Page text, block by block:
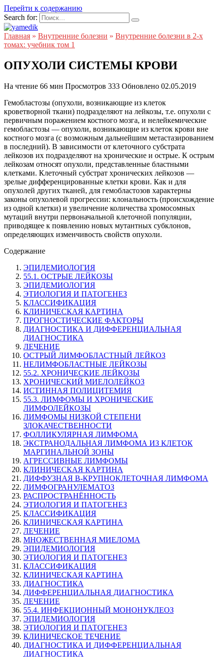
Перейти к содержанию
Search for:
Главная » Внутренние болезни » Внутренние болезни в 2-х
томах: учебник том 1
ОПУХОЛИ СИСТЕМЫ КРОВИ
На чтение 66 мин Просмотров 333 Обновлено 02.05.2019
Гемобластозы (опухоли, возникающие из клеток
кроветворной ткани) подразделяют на лейкозы, т.е. опухоли с
первичным поражением костного мозга, и нелейкемические
гемобластозы — опухоли, возникающие из клеток крови вне
костного мозга (с возможным дальнейшим метастазированием
в последний). В зависимости от клеточного субстрата
лейкозов их подразделяют на хронические и острые. К острым
лейкозам относят опухоли, представленные бластными
клетками. Клеточный субстрат хронических лейкозов —
зрелые дифференцированные клетки крови. Как и для
опухолей других тканей, для гемобластозов характерны
законы опухолевой прогрессии: клональность (происхождение
из одной клетки) и увеличение количества хромосомных
мутаций внутри первоначальной клеточной популяции,
приводящее к появлению новых мутантных субклонов,
определяющих изменчивость свойств опухоли.
Содержание
ЭПИДЕМИОЛОГИЯ
55.1. ОСТРЫЕ ЛЕЙКОЗЫ
ЭПИДЕМИОЛОГИЯ
ЭТИОЛОГИЯ И ПАТОГЕНЕЗ
КЛАССИФИКАЦИЯ
КЛИНИЧЕСКАЯ КАРТИНА
ПРОГНОСТИЧЕСКИЕ ФАКТОРЫ
ДИАГНОСТИКА И ДИФФЕРЕНЦИАЛЬНАЯ
ДИАГНОСТИКА
ЛЕЧЕНИЕ
ОСТРЫЙ ЛИМФОБЛАСТНЫЙ ЛЕЙКОЗ
НЕЛИМФОБЛАСТНЫЕ ЛЕЙКОЗЫ
55.2. ХРОНИЧЕСКИЕ ЛЕЙКОЗЫ
ХРОНИЧЕСКИЙ МИЕЛОЛЕЙКОЗ
ИСТИННАЯ ПОЛИЦИТЕМИЯ
55.3. ЛИМФОМЫ И ХРОНИЧЕСКИЕ
ЛИМФОЛЕЙКОЗЫ
ЛИМФОМЫ НИЗКОЙ СТЕПЕНИ
ЗЛОКАЧЕСТВЕННОСТИ
ФОЛЛИКУЛЯРНАЯ ЛИМФОМА
ЭКСТРАНОДАЛЬНАЯ ЛИМФОМА ИЗ КЛЕТОК
МАРГИНАЛЬНОЙ ЗОНЫ
АГРЕССИВНЫЕ ЛИМФОМЫ
КЛИНИЧЕСКАЯ КАРТИНА
ДИФФУЗНАЯ B-КРУПНОКЛЕТОЧНАЯ ЛИМФОМА
ЛИМФОГРАНУЛЕМАТОЗ
РАСПРОСТРАНЁННОСТЬ
ЭТИОЛОГИЯ И ПАТОГЕНЕЗ
КЛАССИФИКАЦИЯ
КЛИНИЧЕСКАЯ КАРТИНА
ЛЕЧЕНИЕ
МНОЖЕСТВЕННАЯ МИЕЛОМА
ЭПИДЕМИОЛОГИЯ
ЭТИОЛОГИЯ И ПАТОГЕНЕЗ
КЛАССИФИКАЦИЯ
КЛИНИЧЕСКАЯ КАРТИНА
ДИАГНОСТИКА
ДИФФЕРЕНЦИАЛЬНАЯ ДИАГНОСТИКА
ЛЕЧЕНИЕ
55.4. ИНФЕКЦИОННЫЙ МОНОНУКЛЕОЗ
ЭПИДЕМИОЛОГИЯ
ЭТИОЛОГИЯ И ПАТОГЕНЕЗ
КЛИНИЧЕСКОЕ ТЕЧЕНИЕ
ДИАГНОСТИКА И ДИФФЕРЕНЦИАЛЬНАЯ
ДИАГНОСТИКА